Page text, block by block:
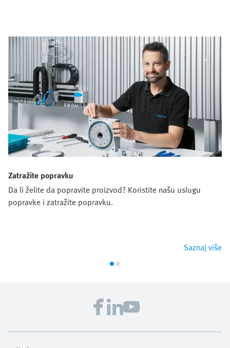
Zatražite popravku
Da li želite da popravite proizvod? Koristite našu uslugu
popravke i zatražite popravku.
Saznaj više